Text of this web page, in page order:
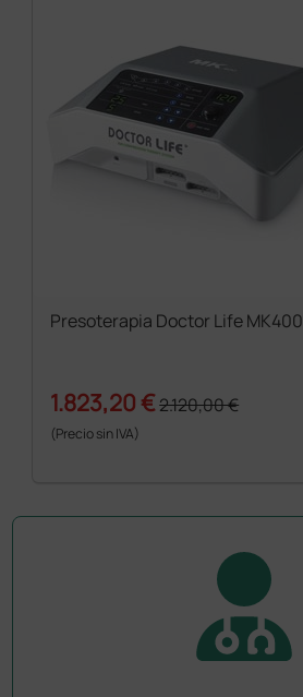
Presoterapia Doctor Life MK400
1.823,20 €2.120,00 €
(Precio sin IVA)